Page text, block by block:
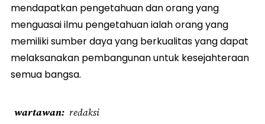
mendapatkan pengetahuan dan orang yang
menguasai ilmu pengetahuan ialah orang yang
memiliki sumber daya yang berkualitas yang dapat
melaksanakan pembangunan untuk kesejahteraan
semua bangsa.
wartawan redaksi